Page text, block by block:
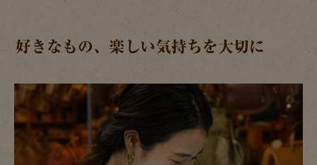
好きなもの、楽しい気持ちを大切に